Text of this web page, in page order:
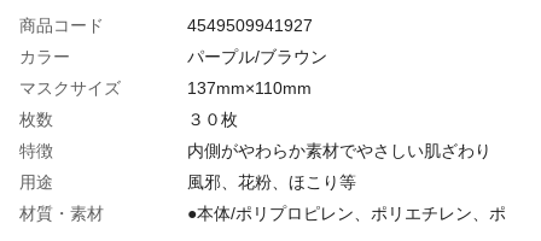
商品コード
4549509941927
カラー
パープル/ブラウン
マスクサイズ
137mm×110mm
枚数
３０枚
特徴
内側がやわらか素材でやさしい肌ざわり
用途
風邪、花粉、ほこり等
材質・素材
●本体/ポリプロピレン、ポリエチレン、ポ